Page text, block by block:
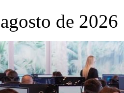
de 2026